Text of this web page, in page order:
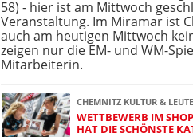
58) - hier ist am Mittwoch
Veranstaltung. Im Miramar ist
auch am heutigen Mittwoch
zeigen nur die EM- und WM-
Mitarbeiterin.
CHEMNITZ KULTUR & LEUTE
WETTBEWERB IM
HAT DIE SCHÖNSTE